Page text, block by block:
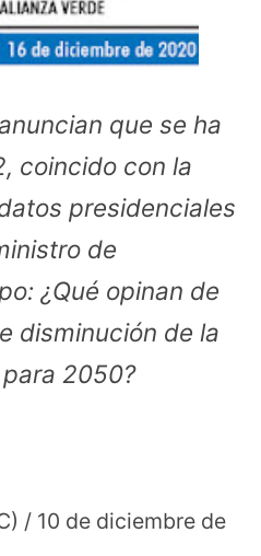
que se ha
coincido con la
presidenciales
de
¿Qué opinan de
disminución de la
2050?
/ 10 de diciembre de